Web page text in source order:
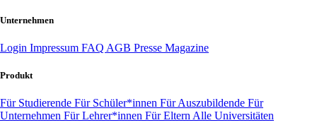
Unternehmen
Login Impressum FAQ AGB Presse Magazine
Produkt
Für Studierende Für Schüler*innen Für Auszubildende Für
Unternehmen Für Lehrer*innen Für Eltern Alle Universitäten